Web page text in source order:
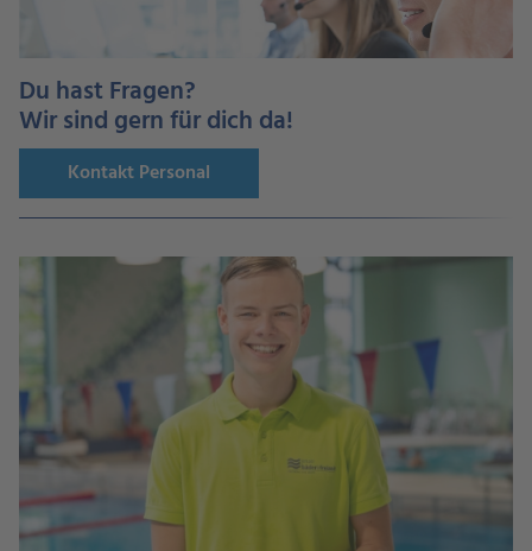
Du hast Fragen?
Wir sind gern für dich da!
Kontakt Personal